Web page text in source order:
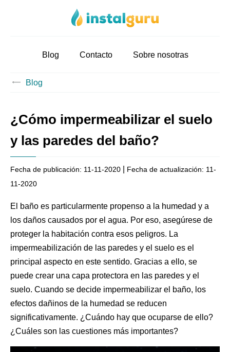
Blog Contacto Sobre nosotras
Blog
¿Cómo impermeabilizar el suelo
y las paredes del baño?
Fecha de publicación: 11-11-2020 Fecha de actualización: 11-
11-2020
El baño es particularmente propenso a la humedad y a
los daños causados por el agua. Por eso, asegúrese de
proteger la habitación contra esos peligros. La
impermeabilización de las paredes y el suelo es el
principal aspecto en este sentido. Gracias a ello, se
puede crear una capa protectora en las paredes y el
suelo. Cuando se decide impermeabilizar el baño, los
efectos dañinos de la humedad se reducen
significativamente. ¿Cuándo hay que ocuparse de ello?
¿Cuáles son las cuestiones más importantes?